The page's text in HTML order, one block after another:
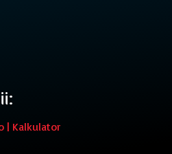
| Kalkulator